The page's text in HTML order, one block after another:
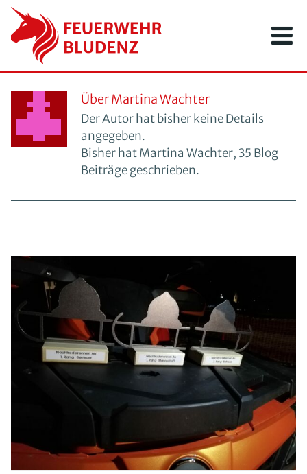
Zum
Inhalt
springen
ÜberMartina Wachter
Der Autor hat bisher keine Details
angegeben.
Bisher hat Martina Wachter, 35 Blog
Beiträge geschrieben.